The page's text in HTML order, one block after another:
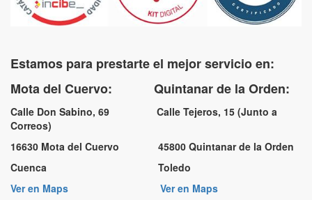
Estamos para prestarte el mejor servicio en:
Mota del Cuervo: Quintanar de la Orden:
Calle Don Sabino, 69 Calle Tejeros, 15 (Junto a
Correos)
16630 Mota del Cuervo 45800 Quintanar de la Orden
Cuenca Toledo
Ver en Maps
Ver en Maps